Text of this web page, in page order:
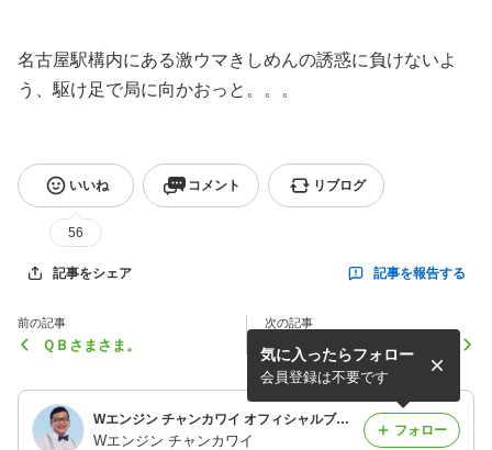
名古屋駅構内にある激ウマきしめんの誘惑に負けないよ
う、駆け足で局に向かおっと。。。
いいね
56
コメント リブログ
記事をシェア 記事を報告する
前の記事
ＱＢさまさま。
次の記事
『ミュージックランチャー』
Wエンジン チャンカワイ オフィシャルブログ Powered by Ameba
Wエンジン チャンカワイ
気に入ったらフォロー
会員登録は不要です
フォロー